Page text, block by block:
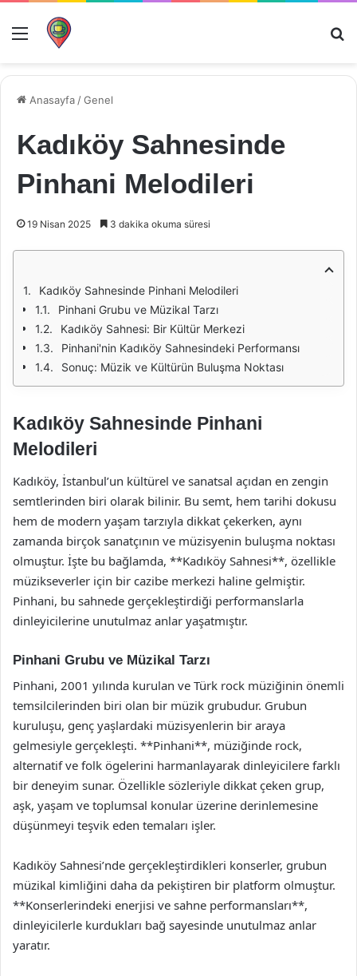
Menü
Anasayfa /Genel
Kadıköy Sahnesinde
Pinhani Melodileri
19 Nisan 2025 3 dakika okuma süresi
Kadıköy Sahnesinde Pinhani Melodileri
Pinhani Grubu ve Müzikal Tarzı
Kadıköy Sahnesi: Bir Kültür Merkezi
Pinhani'nin Kadıköy Sahnesindeki Performansı
Sonuç: Müzik ve Kültürün Buluşma Noktası
Kadıköy Sahnesinde Pinhani
Melodileri
Kadıköy, İstanbul’un kültürel ve sanatsal açıdan en zengin
semtlerinden biri olarak bilinir. Bu semt, hem tarihi dokusu
hem de modern yaşam tarzıyla dikkat çekerken, aynı
zamanda birçok sanatçının ve müzisyenin buluşma noktası
olmuştur. İşte bu bağlamda, **Kadıköy Sahnesi**, özellikle
müzikseverler için bir cazibe merkezi haline gelmiştir.
Pinhani, bu sahnede gerçekleştirdiği performanslarla
dinleyicilerine unutulmaz anlar yaşatmıştır.
Pinhani Grubu ve Müzikal Tarzı
Pinhani, 2001 yılında kurulan ve Türk rock müziğinin önemli
temsilcilerinden biri olan bir müzik grubudur. Grubun
kuruluşu, genç yaşlardaki müzisyenlerin bir araya
gelmesiyle gerçekleşti. **Pinhani**, müziğinde rock,
alternatif ve folk ögelerini harmanlayarak dinleyicilere farklı
bir deneyim sunar. Özellikle sözleriyle dikkat çeken grup,
aşk, yaşam ve toplumsal konular üzerine derinlemesine
düşünmeyi teşvik eden temaları işler.
Kadıköy Sahnesi’nde gerçekleştirdikleri konserler, grubun
müzikal kimliğini daha da pekiştiren bir platform olmuştur.
**Konserlerindeki enerjisi ve sahne performansları**,
dinleyicilerle kurdukları bağ sayesinde unutulmaz anlar
yaratır.